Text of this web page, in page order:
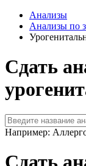
Анализы
Анализы по
Сдать
Например: